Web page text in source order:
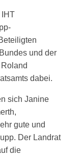
IHT
und der
dabei.
sich Janine
gute und
Der Landrat
die